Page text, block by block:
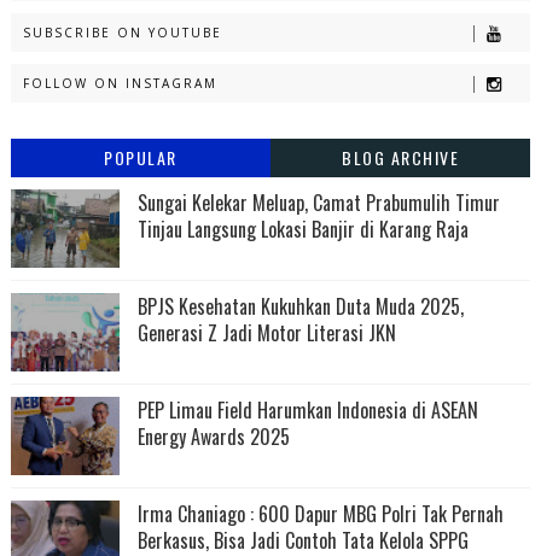
SUBSCRIBE ON YOUTUBE
FOLLOW ON INSTAGRAM
POPULAR BLOG ARCHIVE
Sungai Kelekar Meluap, Camat Prabumulih Timur
Tinjau Langsung Lokasi Banjir di Karang Raja
BPJS Kesehatan Kukuhkan Duta Muda 2025,
Generasi Z Jadi Motor Literasi JKN
PEP Limau Field Harumkan Indonesia di ASEAN
Energy Awards 2025
Irma Chaniago : 600 Dapur MBG Polri Tak Pernah
Berkasus, Bisa Jadi Contoh Tata Kelola SPPG